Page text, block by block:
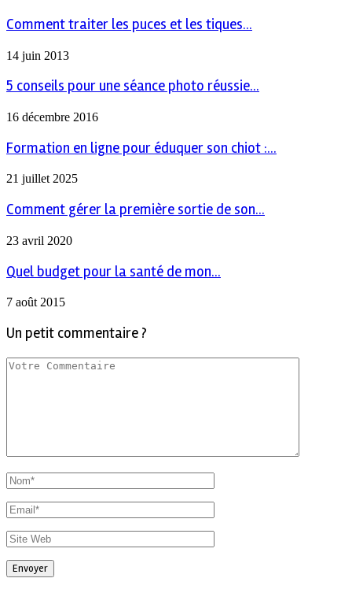
Comment traiter les puces et les tiques...
14 juin 2013
5 conseils pour une séance photo réussie...
16 décembre 2016
Formation en ligne pour éduquer son chiot :...
21 juillet 2025
Comment gérer la première sortie de son...
23 avril 2020
Quel budget pour la santé de mon...
7 août 2015
Un petit commentaire ?